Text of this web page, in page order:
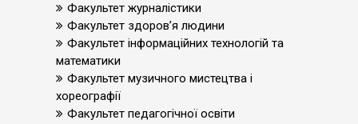
Факультет журналістики
Факультет здоров’я людини
Факультет інформаційних технологій та
математики
Факультет музичного мистецтва і
хореографії
Факультет педагогічної освіти